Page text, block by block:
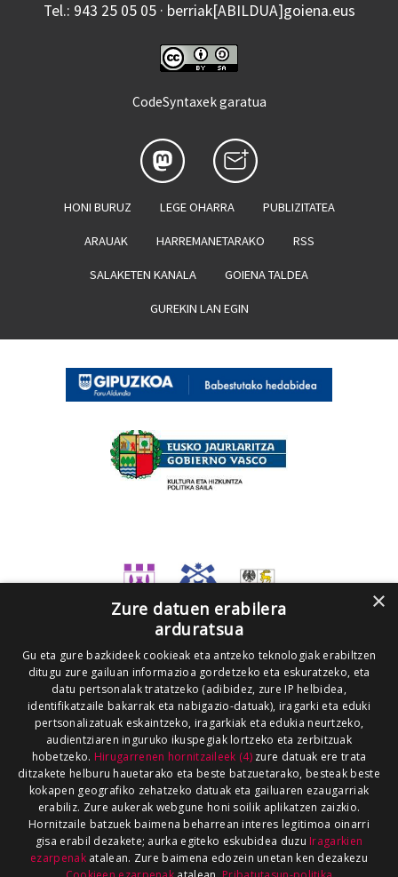
Tel.: 943 25 05 05 · berriak[ABILDUA]goiena.eus
CodeSyntaxek garatua
HONI BURUZ LEGE OHARRA PUBLIZITATEA
ARAUAK HARREMANETARAKO RSS
SALAKETEN KANALA GOIENA TALDEA
GUREKIN LAN EGIN
×
Zure datuen erabilera
arduratsua
Gu eta gure bazkideek cookieak eta antzeko teknologiak erabiltzen
ditugu zure gailuan informazioa gordetzeko eta eskuratzeko, eta
datu pertsonalak tratatzeko (adibidez, zure IP helbidea,
identifikatzaile bakarrak eta nabigazio-datuak), iragarki eta eduki
pertsonalizatuak eskaintzeko, iragarkiak eta edukia neurtzeko,
audientziaren inguruko ikuspegiak lortzeko eta zerbitzuak
hobetzeko. Hirugarrenen hornitzaileek (4)zure datuak ere trata
ditzakete helburu hauetarako eta beste batzuetarako, besteak beste
kokapen geografiko zehatzeko datuak eta gailuaren ezaugarriak
erabiliz. Zure aukerak webgune honi soilik aplikatzen zaizkio.
Hornitzaile batzuek baimena beharrean interes legitimoa oinarri
gisa erabil dezakete; aurka egiteko eskubidea duzu Iragarkien
ezarpenakatalean. Zure baimena edozein unetan ken dezakezu